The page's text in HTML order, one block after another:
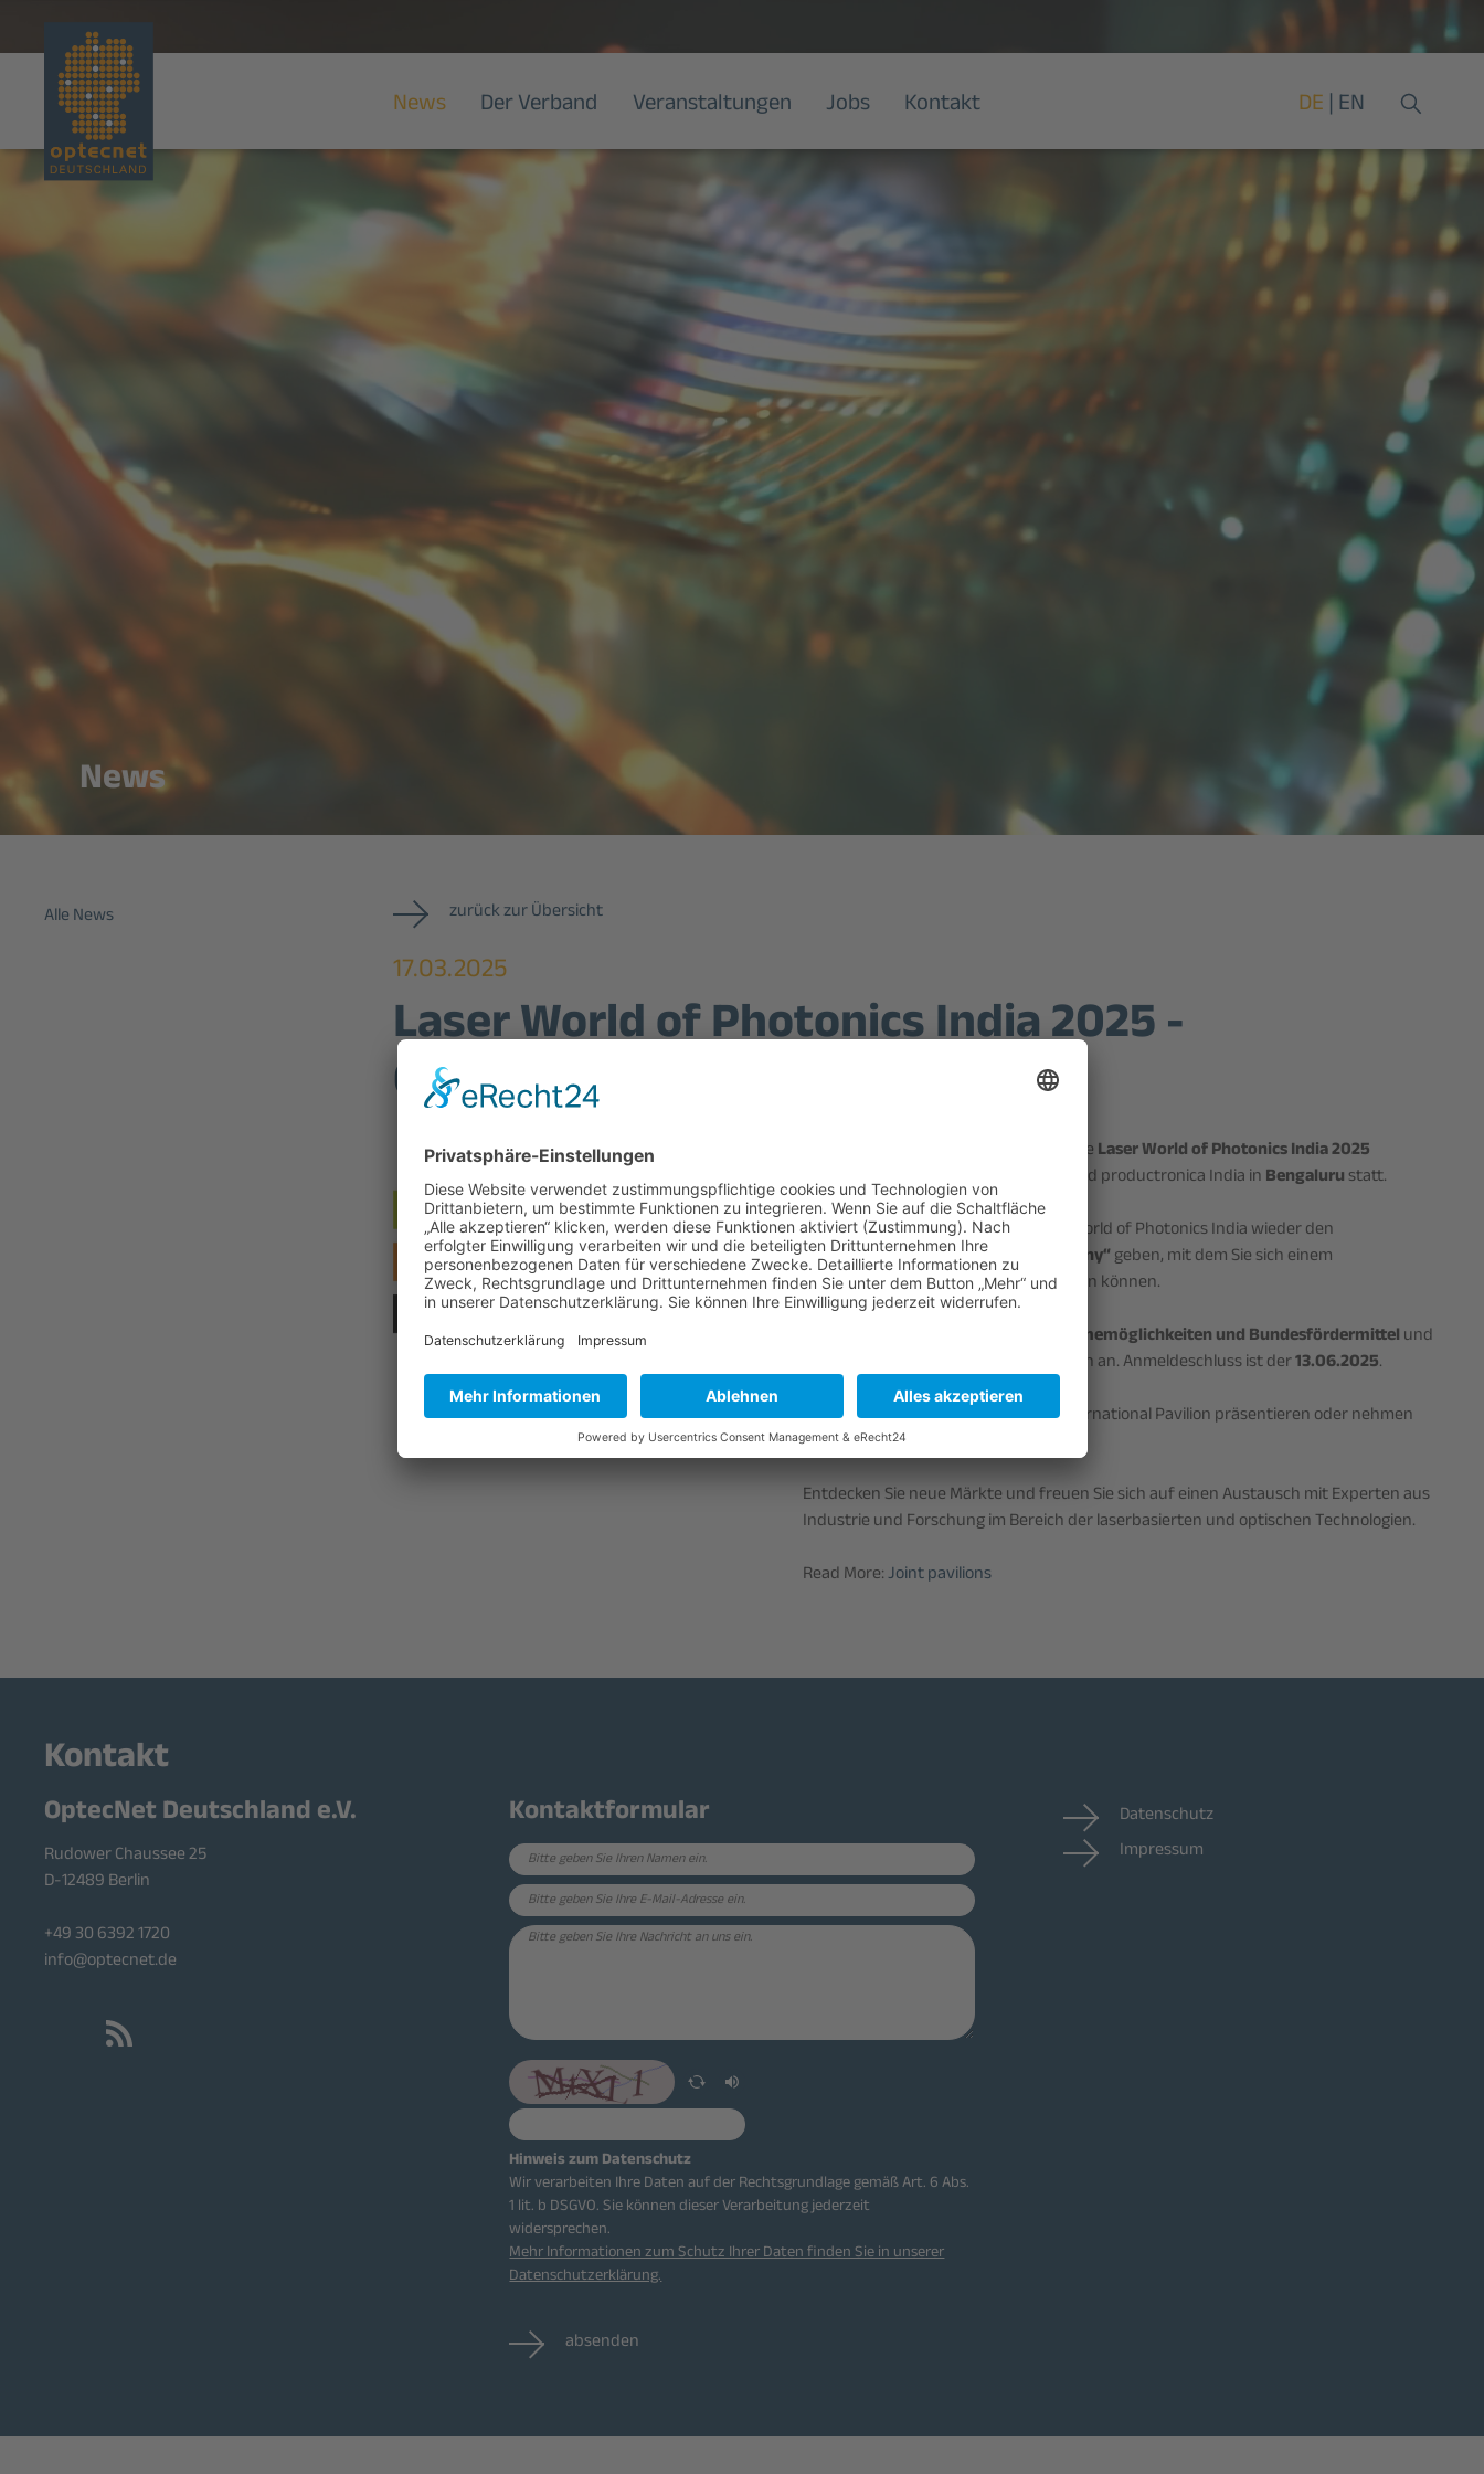
News Der Verband Veranstaltungen Jobs Kontakt DE EN
News
Alle News zurück zur Übersicht
17.03.2025
Laser World of Photonics India 2025 -
German Pavillion
findet dieLaser World of Photonics India 2025
zusammen mit der electronica India und productronica India inBengalurustatt.
In diesem Jahr wird es auf der Laser World of Photonics India wieder den
Gemeinschaftsstand „Made in Germany“geben, mit dem Sie sich einem
internationalen Publikumpräsentieren können.
günstigen Teilnahmemöglichkeiten und Bundesfördermittelund
melden Sie sich für den German Pavilion an. Anmeldeschluss ist der13.06.2025.
Alternativ können Sie sich auch im International Pavilion präsentieren oder nehmen
Sie mit einem individuellen Stand teil.
Entdecken Sie neue Märkte und freuen Sie sich auf einen Austausch mit Experten aus
Industrie und Forschung im Bereich der laserbasierten und optischen Technologien.
Read More:Joint pavilions
Kontakt
OptecNet Deutschland e.V.
Rudower Chaussee 25
D-12489 Berlin
+49 30 6392 1720
info@optecnet.de
Kontaktformular
Hinweis zum Datenschutz
Wir verarbeiten Ihre Daten auf der Rechtsgrundlage gemäß Art. 6 Abs.
1 lit. b DSGVO. Sie können dieser Verarbeitung jederzeit
widersprechen.
Mehr Informationen zum Schutz Ihrer Daten finden Sie in unserer
Datenschutzerklärung.
absenden
Datenschutz
Impressum